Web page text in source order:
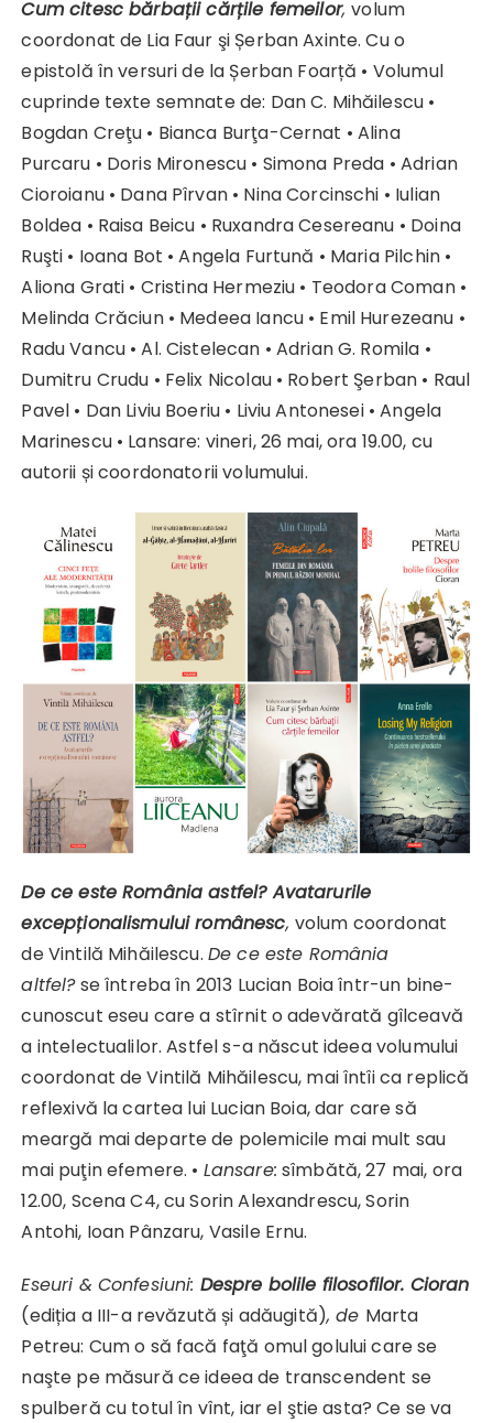
Cum citesc bărbații cărțile femeilor,volum
coordonat de Lia Faur şi Șerban Axinte. Cu o
epistolă în versuri de la Șerban Foarță • Volumul
cuprinde texte semnate de: Dan C. Mihăilescu •
Bogdan Creţu • Bianca Burţa-Cernat • Alina
Purcaru • Doris Mironescu • Simona Preda • Adrian
Cioroianu • Dana Pîrvan • Nina Corcinschi • Iulian
Boldea • Raisa Beicu • Ruxandra Cesereanu • Doina
Ruşti • Ioana Bot • Angela Furtună • Maria Pilchin •
Aliona Grati • Cristina Hermeziu • Teodora Coman •
Melinda Crăciun • Medeea Iancu • Emil Hurezeanu •
Radu Vancu • Al. Cistelecan • Adrian G. Romila •
Dumitru Crudu • Felix Nicolau • Robert Şerban • Raul
Pavel • Dan Liviu Boeriu • Liviu Antonesei • Angela
Marinescu • Lansare: vineri, 26 mai, ora 19.00, cu
autorii și coordonatorii volumului.
De ce este România astfel? Avatarurile
excepționalismului românesc, volum coordonat
de Vintilă Mihăilescu. De ce este România
altfel?se întreba în 2013 Lucian Boia într-un bine-
cunoscut eseu care a stîrnit o adevărată gîlceavă
a intelectualilor. Astfel s-a născut ideea volumului
coordonat de Vintilă Mihăilescu, mai întîi ca replică
reflexivă la cartea lui Lucian Boia, dar care să
meargă mai departe de polemicile mai mult sau
mai puţin efemere. • Lansare: sîmbătă, 27 mai, ora
12.00, Scena C4, cu Sorin Alexandrescu, Sorin
Antohi, Ioan Pânzaru, Vasile Ernu.
Eseuri & Confesiuni: Despre bolile filosofilor. Cioran
(ediția a III-a revăzută și adăugită), de Marta
Petreu: Cum o să facă faţă omul golului care se
naşte pe măsură ce ideea de transcendent se
spulberă cu totul în vînt, iar el ştie asta? Ce se va